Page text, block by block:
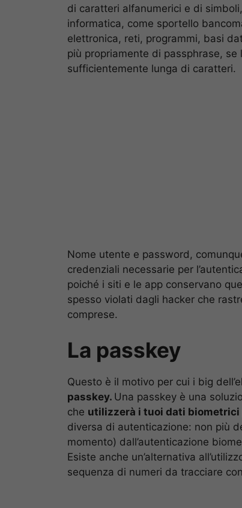
di caratteri alfanumerici e di
informatica, come sportello
elettronica, reti, programmi, basi
più propriamente di passphrase, se
sufficientemente lunga di caratteri.
Nome utente e password,
credenziali necessarie per
poiché i siti e le app conservano
spesso violati dagli hacker che
comprese.
La passkey
Questo è il motivo per cui i big
passkey. Una passkey è una
che utilizzerà i tuoi dati biometrici
diversa di autenticazione: non più
momento) dall’autenticazione
Esiste anche un’alternativa
sequenza di numeri da tracciare